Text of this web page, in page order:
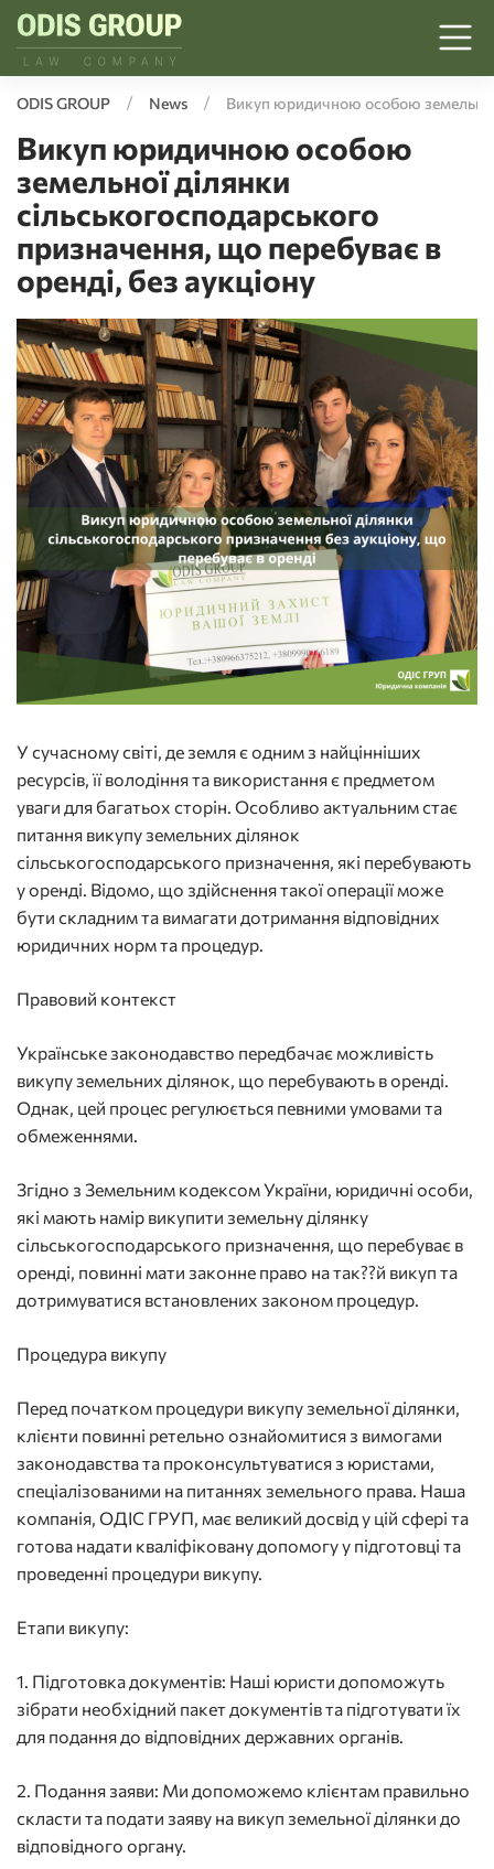
ODIS GROUP News Викуп юридичною особою земельної
Викуп юридичною особою
земельної ділянки
сільськогосподарського
призначення, що перебуває в
оренді, без аукціону
У сучасному світі, де земля є одним з найцінніших
ресурсів, її володіння та використання є предметом
уваги для багатьох сторін. Особливо актуальним стає
питання викупу земельних ділянок
сільськогосподарського призначення, які перебувають
у оренді. Відомо, що здійснення такої операції може
бути складним та вимагати дотримання відповідних
юридичних норм та процедур.
Правовий контекст
Українське законодавство передбачає можливість
викупу земельних ділянок, що перебувають в оренді.
Однак, цей процес регулюється певними умовами та
обмеженнями.
Згідно з Земельним кодексом України, юридичні особи,
які мають намір викупити земельну ділянку
сільськогосподарського призначення, що перебуває в
оренді, повинні мати законне право на так??й викуп та
дотримуватися встановлених законом процедур.
Процедура викупу
Перед початком процедури викупу земельної ділянки,
клієнти повинні ретельно ознайомитися з вимогами
законодавства та проконсультуватися з юристами,
спеціалізованими на питаннях земельного права. Наша
компанія, ОДІС ГРУП, має великий досвід у цій сфері та
готова надати кваліфіковану допомогу у підготовці та
проведенні процедури викупу.
Етапи викупу:
1. Підготовка документів: Наші юристи допоможуть
зібрати необхідний пакет документів та підготувати їх
для подання до відповідних державних органів.
2. Подання заяви: Ми допоможемо клієнтам правильно
скласти та подати заяву на викуп земельної ділянки до
відповідного органу.